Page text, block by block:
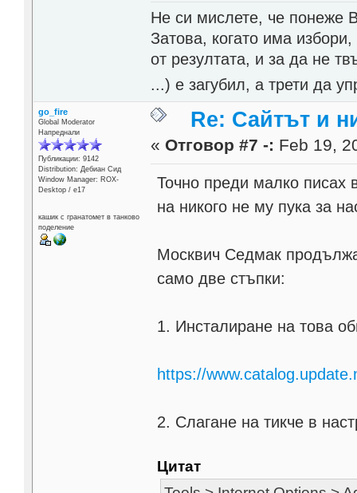
Не си мислете, че понеже
Затова, когато има
от резултата, и за да не
...) е загубил, а трети да
go_fire
Global Moderator
Напреднали
Публикации: 9142
Distribution: Дебиан Сид
Window Manager: ROX-
Desktop / е17
кашик с гранатомет в танково
поделение
Re: Сайтът и
« Отговор #7 -: Feb 19,
Точно преди малко писах
на никого не му пука за
Москвич Седмак
само две стъпки:
1. Инсталиране на това
https://
2. Слагане на тикче в
Цитат